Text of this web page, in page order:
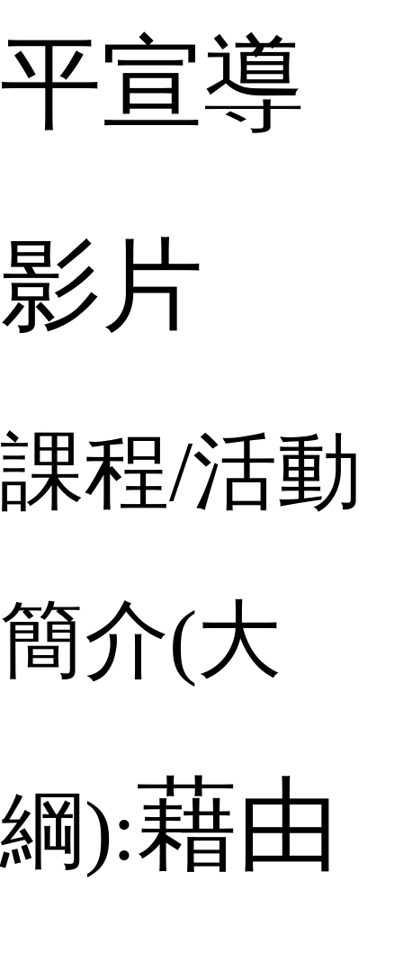
平宣導
影片
課程/活動
簡介(大
綱):藉由